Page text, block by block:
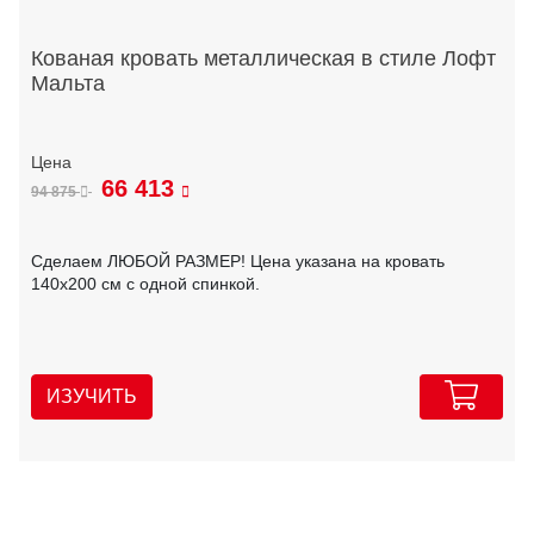
Кованая кровать металлическая в стиле Лофт
Мальта
94 875 66 413
Сделаем ЛЮБОЙ РАЗМЕР! Цена указана на кровать
140х200 см с одной спинкой.
ИЗУЧИТЬ